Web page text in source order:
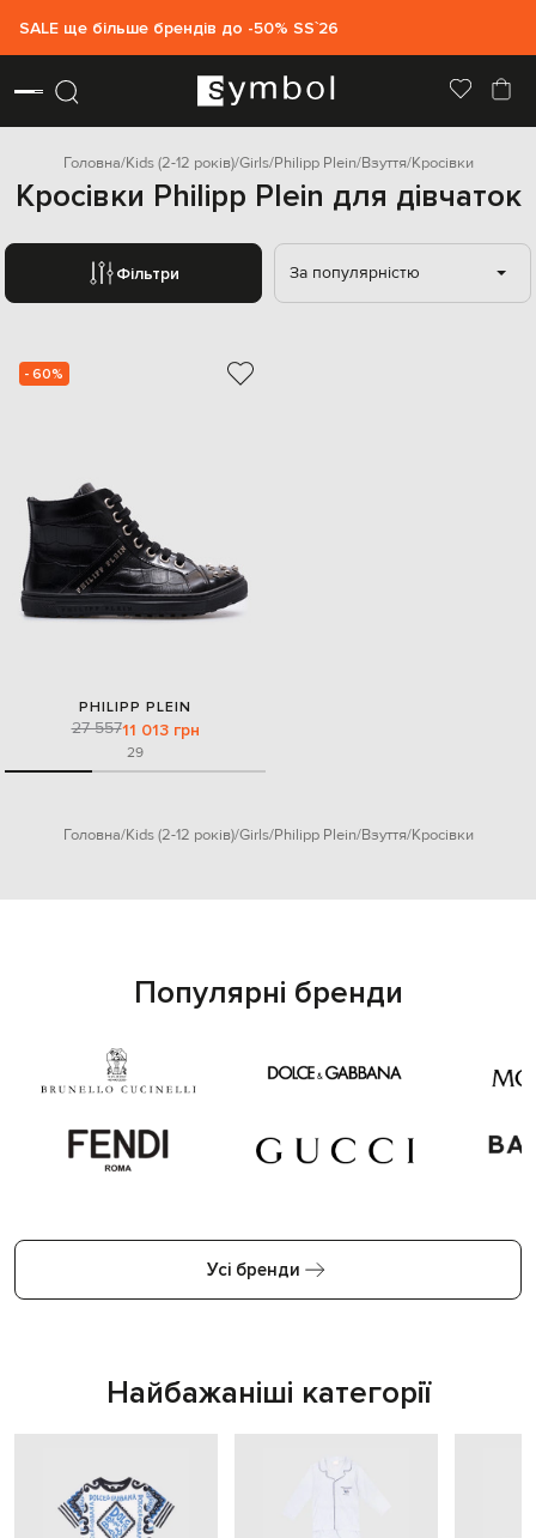
SALE ще більше брендів до -50% SS`26
Головна Kids (2-12 років) Girls Philipp Plein Взуття Кросівки
Кросівки Philipp Plein для дівчаток
Фільтри За популярністю
- 60%
PHILIPP PLEIN
27 55711 013 грн
29
Головна Kids (2-12 років) Girls Philipp Plein Взуття Кросівки
Популярні бренди
Усі бренди
Найбажаніші категорії